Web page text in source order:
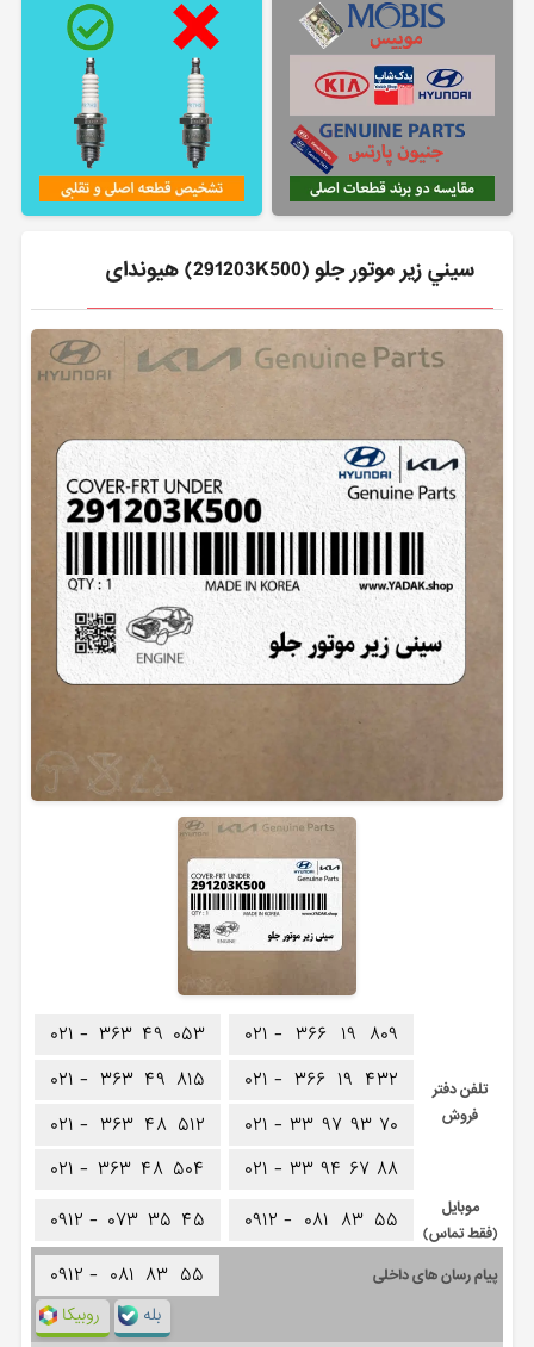
سيني زير موتور جلو (291203K500) هیوندای
تلفن دفتر
فروش
۰۲۱ - ۳۶۶ ۱۹ ۸۰۹
۰۲۱ - ۳۶۶ ۱۹ ۴۳۲
۰۲۱ - ۳۳ ۹۷ ۹۳ ۷۰
۰۲۱ - ۳۳ ۹۴ ۶۷ ۸۸
۰۲۱ - ۳۶۳ ۴۹ ۰۵۳
۰۲۱ - ۳۶۳ ۴۹ ۸۱۵
۰۲۱ - ۳۶۳ ۴۸ ۵۱۲
۰۲۱ - ۳۶۳ ۴۸ ۵۰۴
موبایل
(فقط تماس)
۰۹۱۲ - ۰۸۱ ۸۳ ۵۵ ۰۹۱۲ - ۰۷۳ ۳۵ ۴۵
پیام رسان های داخلی ۰۹۱۲ - ۰۸۱ ۸۳ ۵۵
روبیکا بله